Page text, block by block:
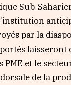
Sub-
par la
et le
de la